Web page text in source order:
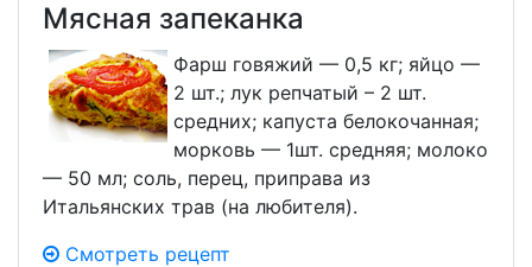
Мясная запеканка
Фарш говяжий — 0,5 кг; яйцо —
2 шт.; лук репчатый – 2 шт.
средних; капуста белокочанная;
морковь — 1шт. средняя; молоко
— 50 мл; соль, перец, приправа из
Итальянских трав (на любителя).
Смотреть рецепт